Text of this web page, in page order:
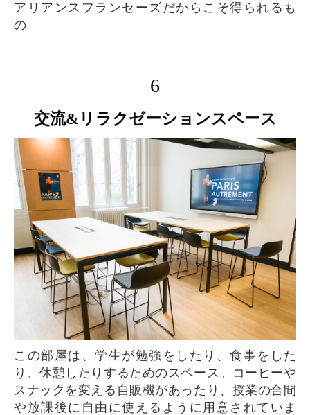
アリアンスフランセーズだからこそ得られるも
の。
6
交流&リラクゼーションスペース
この部屋は、学生が勉強をしたり、食事をした
り、休憩したりするためのスペース。コーヒーや
スナックを変える自販機があったり、授業の合間
や放課後に自由に使えるように用意されていま